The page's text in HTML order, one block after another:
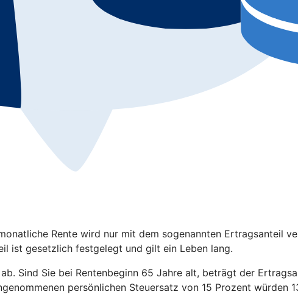
Rente wird nur mit dem sogenannten Ertragsanteil
ist gesetzlich festgelegt und gilt ein Leben lang.
Sind Sie bei Rentenbeginn 65 Jahre alt, beträgt der
persönlichen Steuersatz von 15 Prozent würden